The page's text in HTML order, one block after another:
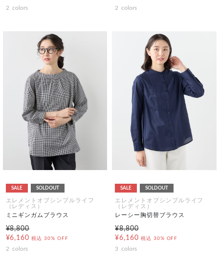
2 colors 2 colors
SALE SOLDOUT
エレメントオブシンプルライフ
（レディス）
ミニギンガムブラウス
¥8,800
¥6,160 税込 30% OFF
2 colors
SALE SOLDOUT
エレメントオブシンプルライフ
（レディス）
レーシー胸切替ブラウス
¥8,800
¥6,160 税込 30% OFF
3 colors